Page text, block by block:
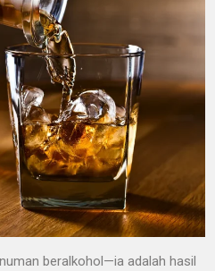
beralkohol—ia adalah hasil